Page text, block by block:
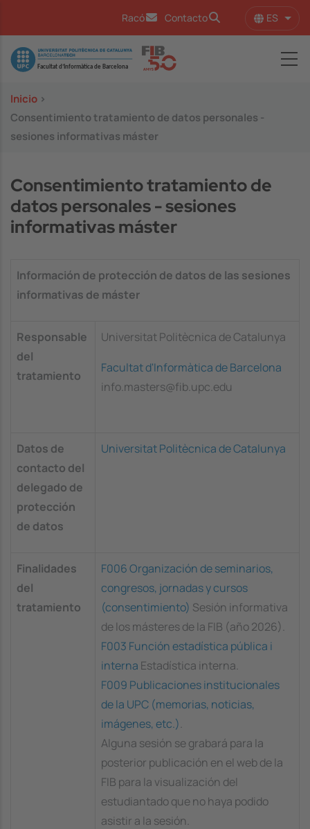
Racó Contacto ES
Image
Inicio >
Consentimiento tratamiento de datos personales -
sesiones informativas máster
Consentimiento tratamiento de
datos personales - sesiones
informativas máster
Información de protección de datos de las sesiones
informativas de máster
Responsable
del
tratamiento
Universitat Politècnica de Catalunya
Facultat d'Informàtica de Barcelona
info.masters@fib.upc.edu
Datos de
contacto del
delegado de
protección
de datos
Universitat Politècnica de Catalunya
Finalidades
del
tratamiento
F006 Organización de seminarios,
congresos, jornadas y cursos
(consentimiento) Sesión informativa
de los másteres de la FIB (año 2026).
F003 Función estadística pública i
interna Estadística interna.
F009 Publicaciones institucionales
de la UPC (memorias, noticias,
imágenes, etc.).
Alguna sesión se grabará para la
posterior publicación en el web de la
FIB para la visualización del
estudiantado que no haya podido
asistir a la sesión.